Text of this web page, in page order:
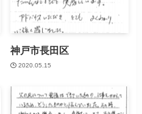
神戸市長田区
2020.05.15